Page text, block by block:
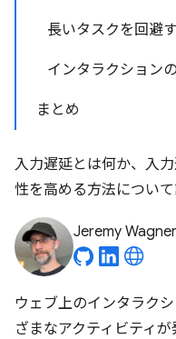
長いタスクを回避
インタラクション
まとめ
入力遅延とは何か、入
性を高める方法について
Jeremy Wagner
ウェブ上のインタラク
ざまなアクティビティ